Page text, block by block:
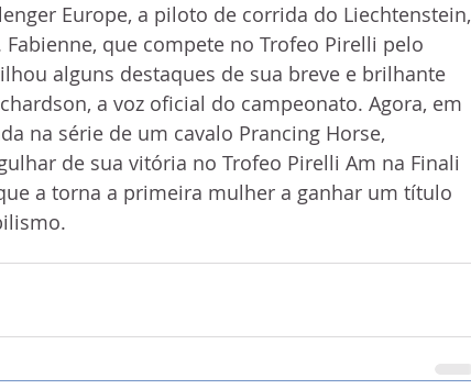
Europe, a piloto de corrida do Liechtenstein,
que compete no Trofeo Pirelli pelo
alguns destaques de sua breve e brilhante
a voz oficial do campeonato. Agora, em
na série de um cavalo Prancing Horse,
de sua vitória no Trofeo Pirelli Am na Finali
a torna a primeira mulher a ganhar um título